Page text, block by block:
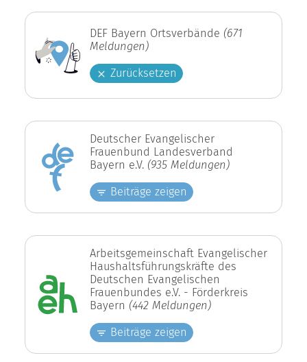
DEF Bayern Ortsverbände (671
Meldungen)
Zurücksetzen
Deutscher Evangelischer
Frauenbund Landesverband
Bayern e.V. (935 Meldungen)
Beiträge zeigen
Arbeitsgemeinschaft Evangelischer
Haushaltsführungskräfte des
Deutschen Evangelischen
Frauenbundes e.V. - Förderkreis
Bayern (442 Meldungen)
Beiträge zeigen